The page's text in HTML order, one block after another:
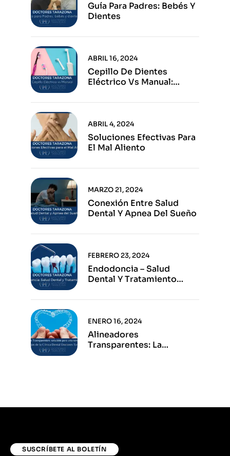
Guía Para Padres: Bebés Y
Dientes
Cepillo De Dientes
Eléctrico Vs Manual:
De Cada Opción
ABRIL 16, 2024
Soluciones Efectivas Para
El Mal Aliento
ABRIL 4, 2024
Conexión Entre Salud
Dental Y Apnea Del Sueño
MARZO 21, 2024
Endodoncia – Salud
Dental Y Tratamiento
FEBRERO 23, 2024
Alineadores
Transparentes: La
ENERO 16, 2024
SUSCRÍBETE AL BOLETÍN